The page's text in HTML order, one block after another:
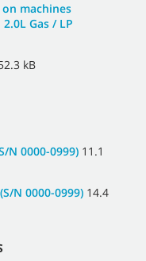
on machines
Gas / LP
kB
N 0000-0999) 11.1
N 0000-0999) 14.4